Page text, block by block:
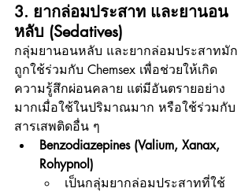
3. ยากล่อมประสาท และยานอน
หลับ (Sedatives)
กลุ่มยานอนหลับ และยากล่อมประสาทมัก
ถูกใช้ร่วมกับ Chemsex เพื่อช่วยให้เกิด
ความรู้สึกผ่อนคลาย แต่มีอันตรายอย่าง
มากเมื่อใช้ในปริมาณมาก หรือใช้ร่วมกับ
สารเสพติดอื่น ๆ
Benzodiazepines (Valium, Xanax,
Rohypnol)
เป็นกลุ่มยากล่อมประสาทที่ใช้